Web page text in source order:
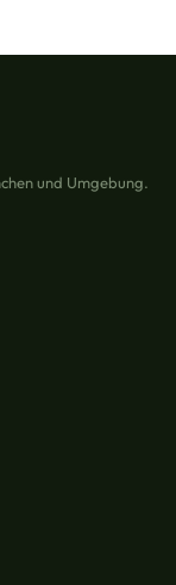
und Umgebung.